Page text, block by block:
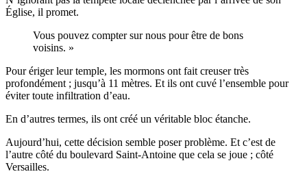
Église, il promet.
Vous pouvez compter sur nous pour être de bons
voisins. »
Pour ériger leur temple, les mormons ont fait creuser très
profondément ; jusqu’à 11 mètres. Et ils ont cuvé l’ensemble pour
éviter toute infiltration d’eau.
En d’autres termes, ils ont créé un véritable bloc étanche.
Aujourd’hui, cette décision semble poser problème. Et c’est de
l’autre côté du boulevard Saint-Antoine que cela se joue ; côté
Versailles.